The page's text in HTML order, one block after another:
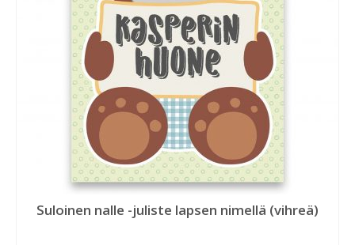
Suloinen nalle -juliste lapsen nimellä (vihreä)